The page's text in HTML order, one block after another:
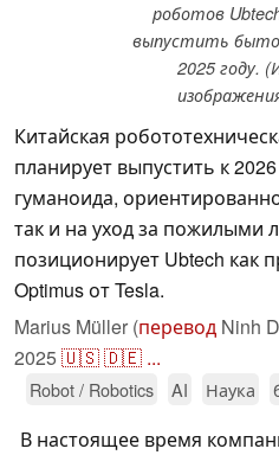
роботов
выпустить
2025 году.
Китайская
планирует выпустить к
гуманоида,
так и на уход за пожилыми
позиционирует Ubtech как
Optimus от Tesla.
Marius Müller (перевод Ninh
2025🇺🇸🇩🇪 ...
Robot / Robotics AI Наука
В настоящее время